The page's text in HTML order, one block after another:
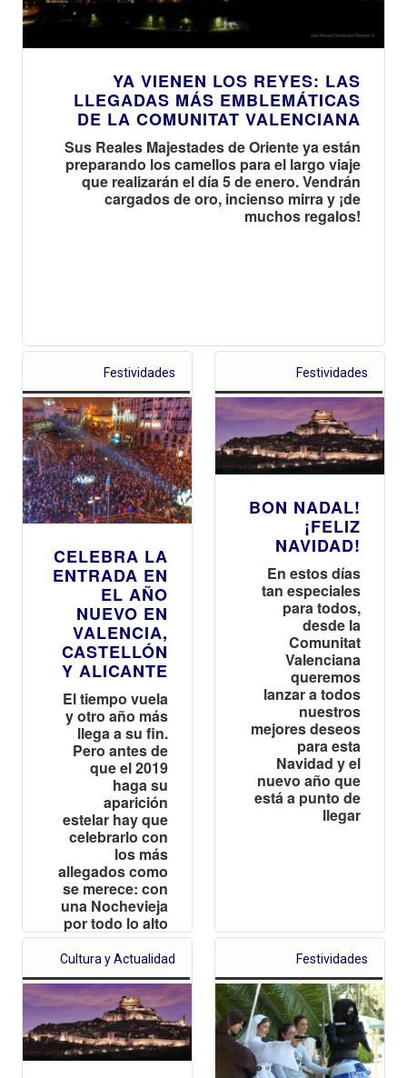
YA VIENEN LOS REYES: LAS
LLEGADAS MÁS EMBLEMÁTICAS
DE LA COMUNITAT VALENCIANA
Sus Reales Majestades de Oriente ya están
preparando los camellos para el largo viaje
que realizarán el día 5 de enero. Vendrán
cargados de oro, incienso mirra y ¡de
muchos regalos!
Festividades
CELEBRA LA
ENTRADA EN
EL AÑO
NUEVO EN
VALENCIA,
CASTELLÓN
Y ALICANTE
El tiempo vuela
y otro año más
llega a su fin.
Pero antes de
que el 2019
haga su
aparición
estelar hay que
celebrarlo con
los más
allegados como
se merece: con
una Nochevieja
por todo lo alto
Festividades
BON NADAL!
¡FELIZ
NAVIDAD!
En estos días
tan especiales
para todos,
desde la
Comunitat
Valenciana
queremos
lanzar a todos
nuestros
mejores deseos
para esta
Navidad y el
nuevo año que
está a punto de
llegar
Cultura y Actualidad Festividades